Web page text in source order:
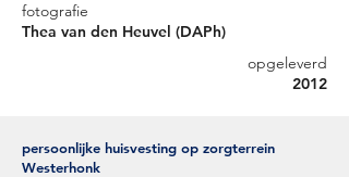
fotografie
Thea van den Heuvel (DAPh)
opgeleverd
2012
persoonlijke huisvesting op zorgterrein
Westerhonk